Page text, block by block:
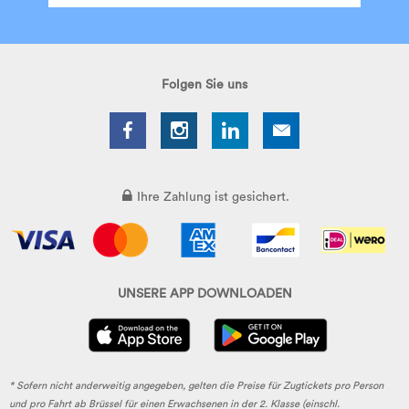
Folgen Sie uns
Ihre Zahlung ist gesichert.
UNSERE APP DOWNLOADEN
* Sofern nicht anderweitig angegeben, gelten die Preise für Zugtickets pro Person
und pro Fahrt ab Brüssel für einen Erwachsenen in der 2. Klasse (einschl.